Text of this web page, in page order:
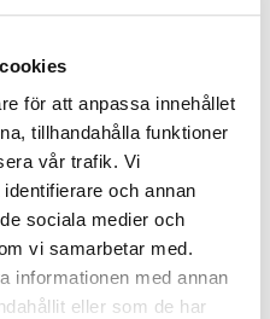
för att anpassa innehållet
tillhandahålla funktioner
vår trafik. Vi
och annan
sociala medier och
vi samarbetar med.
informationen med annan
eller som de har
eller har en idé på en egen
Eller Mejla :
sedan 1990 har vi
inom området.